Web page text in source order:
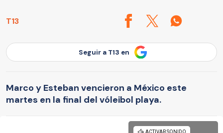
T13
Seguir a T13 en
Marco y Esteban vencieron a México este
martes en la final del vóleibol playa.